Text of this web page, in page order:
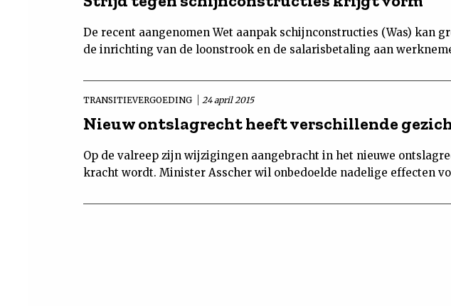
De recent aangenomen Wet aanpak schijnconstructies (Was) kan
de inrichting van de loonstrook en de salarisbetaling aan
TRANSITIEVERGOEDING 24 april 2015
Nieuw ontslagrecht heeft verschillende
Op de valreep zijn wijzigingen aangebracht in het nieuwe
kracht wordt. Minister Asscher wil onbedoelde nadelige effecten